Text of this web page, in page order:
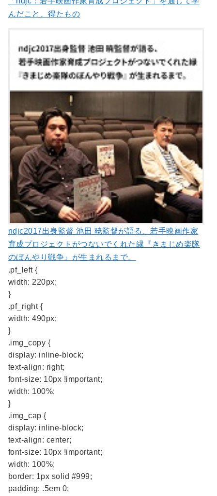
んだこと、得たもの
ndjc2017出身監督 池田 暁監督が語る、若手映画作家
育成プロジェクトがつないでくれた縁『きまじめ楽隊
のぼんやり戦争』が生まれるまで。
.pf_left {
width: 220px;
}
.pf_right {
width: 490px;
}
.img_copy {
display: inline-block;
text-align: right;
font-size: 10px !important;
width: 100%;
}
.img_cap {
display: inline-block;
text-align: center;
font-size: 10px !important;
width: 100%;
border: 1px solid #999;
padding: .5em 0;